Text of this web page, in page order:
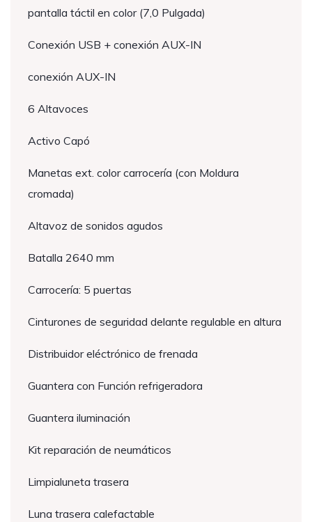
pantalla táctil en color (7,0 Pulgada)
Conexión USB + conexión AUX-IN
conexión AUX-IN
6 Altavoces
Activo Capó
Manetas ext. color carrocería (con Moldura
cromada)
Altavoz de sonidos agudos
Batalla 2640 mm
Carrocería: 5 puertas
Cinturones de seguridad delante regulable en altura
Distribuidor eléctrónico de frenada
Guantera con Función refrigeradora
Guantera iluminación
Kit reparación de neumáticos
Limpialuneta trasera
Luna trasera calefactable